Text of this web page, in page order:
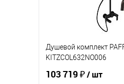
Душевой комплект
KITZCOL632NO006
103 719 ₽/ шт